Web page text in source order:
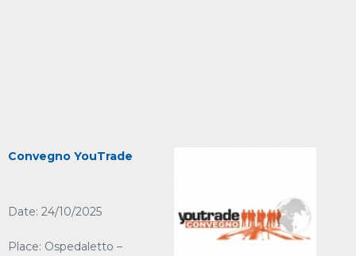
Convegno YouTrade
Date: 24/10/2025
Place: Ospedaletto –